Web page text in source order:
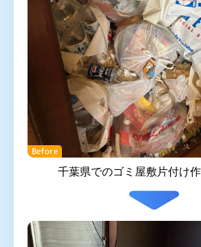
Before
千葉県でのゴミ屋敷片付け作